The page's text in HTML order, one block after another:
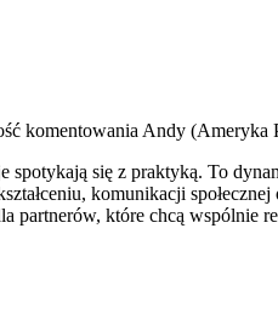
komentowania Andy (Ameryka
się z praktyką. To
komunikacji
partnerów, które chcą